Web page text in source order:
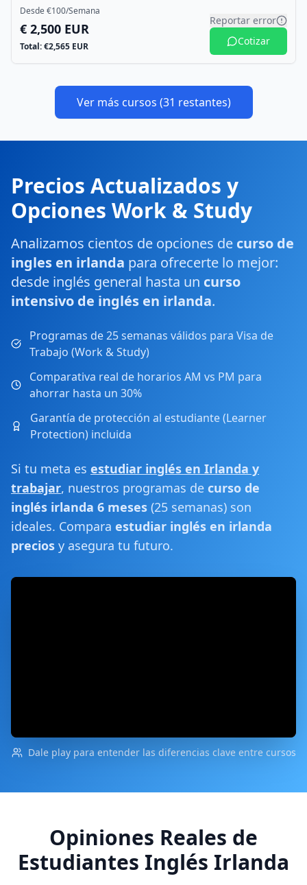
Desde €100/Semana
€ 2,500 EUR
Total: €2,565 EUR
Reportar error
Cotizar
Ver más cursos (31 restantes)
Precios Actualizados y
Opciones Work & Study
Analizamos cientos de opciones de curso de
ingles en irlanda para ofrecerte lo mejor:
desde inglés general hasta un curso
intensivo de inglés en irlanda.
Programas de 25 semanas válidos para Visa de
Trabajo (Work & Study)
Comparativa real de horarios AM vs PM para
ahorrar hasta un 30%
Garantía de protección al estudiante (Learner
Protection) incluida
Si tu meta es estudiar inglés en Irlanda y
trabajar, nuestros programas de curso de
inglés irlanda 6 meses (25 semanas) son
ideales. Compara estudiar inglés en irlanda
precios y asegura tu futuro.
Dale play para entender las diferencias clave entre cursos
Opiniones Reales de
Estudiantes Inglés Irlanda